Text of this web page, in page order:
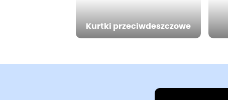
Kurtki przeciwdeszczowe